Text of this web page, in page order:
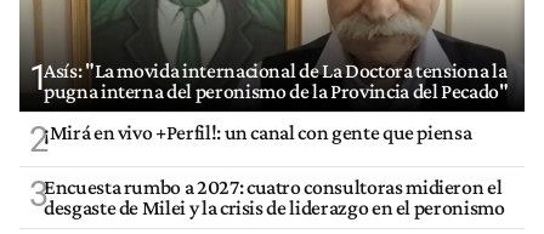
1Asís: "La movida internacional de La Doctora tensiona la
pugna interna del peronismo de la Provincia del Pecado"
2¡Mirá en vivo +Perfil!: un canal con gente que piensa
3Encuesta rumbo a 2027: cuatro consultoras midieron el
desgaste de Milei y la crisis de liderazgo en el peronismo